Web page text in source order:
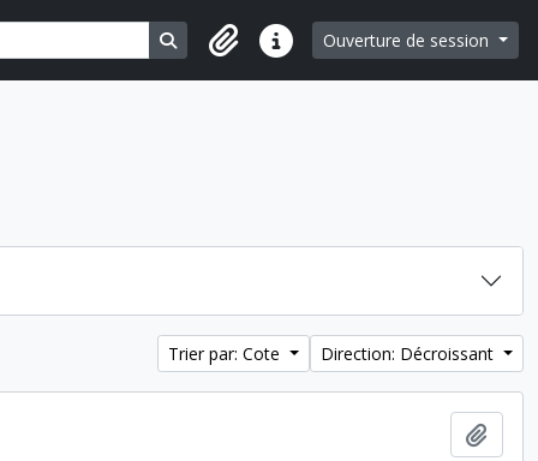
Search in browse page
Liens rapidesOuverture de session
Trier par: Cote Direction: Décroissant